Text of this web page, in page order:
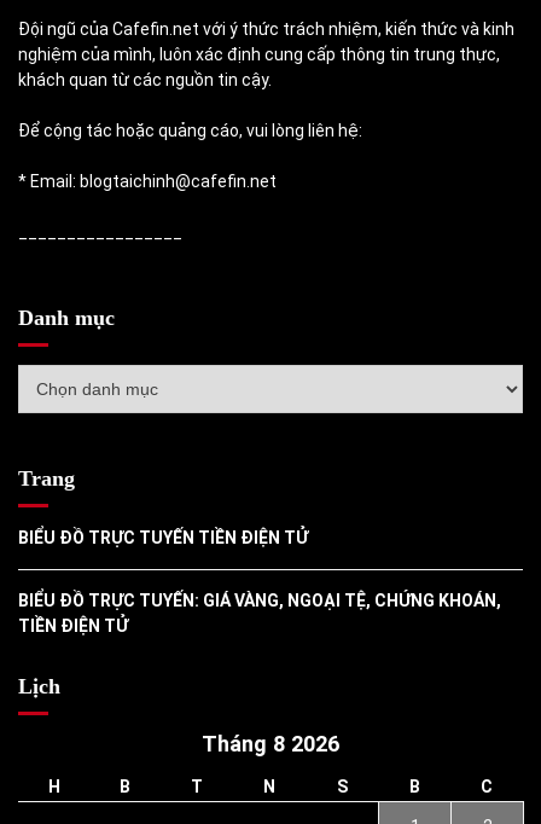
Đội ngũ của Cafefin.net với ý thức trách nhiệm, kiến thức và kinh
nghiệm của mình, luôn xác định cung cấp thông tin trung thực,
khách quan từ các nguồn tin cậy.
Để cộng tác hoặc quảng cáo, vui lòng liên hệ:
* Email: blogtaichinh@cafefin.net
Danh mục
mục
Trang
BIỂU ĐỒ TRỰC TUYẾN TIỀN ĐIỆN TỬ
BIỂU ĐỒ TRỰC TUYẾN: GIÁ VÀNG, NGOẠI TỆ, CHỨNG KHOÁN,
TIỀN ĐIỆN TỬ
Lịch
Tháng 8 2026
H B T N S B C